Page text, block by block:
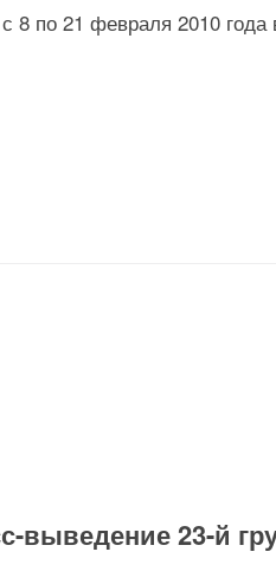
по 21 февраля 2010 года
выведение 23-й